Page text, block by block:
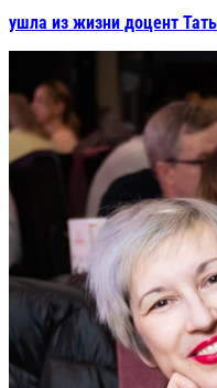
ушла из жизни доцент